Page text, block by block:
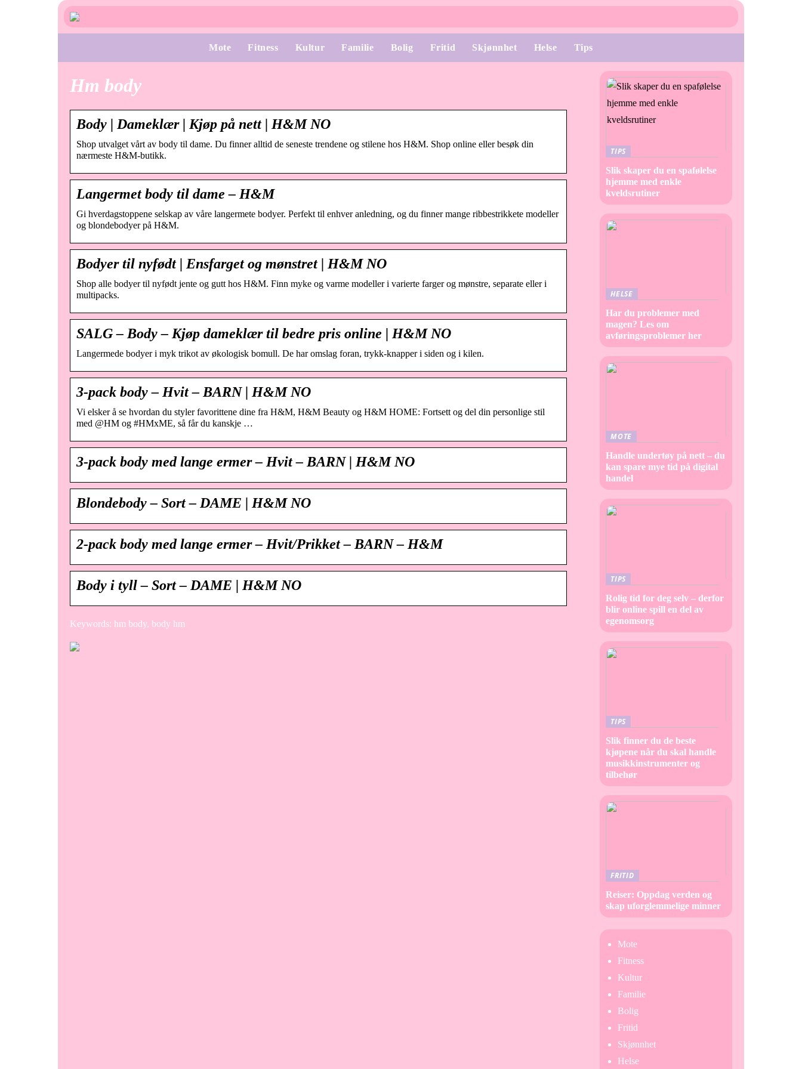
Mote Fitness Kultur Familie Bolig Fritid Skjønnhet Helse Tips
Hm body
Body | Dameklær | Kjøp på nett | H&M NO
Shop utvalget vårt av body til dame. Du finner alltid de seneste trendene og stilene hos H&M. Shop online eller besøk din
nærmeste H&M-butikk.
Langermet body til dame – H&M
Gi hverdagstoppene selskap av våre langermete bodyer. Perfekt til enhver anledning, og du finner mange ribbestrikkete modeller
og blondebodyer på H&M.
Bodyer til nyfødt | Ensfarget og mønstret | H&M NO
Shop alle bodyer til nyfødt jente og gutt hos H&M. Finn myke og varme modeller i varierte farger og mønstre, separate eller i
multipacks.
SALG – Body – Kjøp dameklær til bedre pris online | H&M NO
Langermede bodyer i myk trikot av økologisk bomull. De har omslag foran, trykk-knapper i siden og i kilen.
3-pack body – Hvit – BARN | H&M NO
Vi elsker å se hvordan du styler favorittene dine fra H&M, H&M Beauty og H&M HOME: Fortsett og del din personlige stil
med @HM og #HMxME, så får du kanskje …
3-pack body med lange ermer – Hvit – BARN | H&M NO
Blondebody – Sort – DAME | H&M NO
2-pack body med lange ermer – Hvit/Prikket – BARN – H&M
Body i tyll – Sort – DAME | H&M NO
Keywords: hm body, body hm
TIPS
Slik skaper du en spafølelse
hjemme med enkle
kveldsrutiner
HELSE
Har du problemer med
magen? Les om
avføringsproblemer her
MOTE
Handle undertøy på nett – du
kan spare mye tid på digital
handel
TIPS
Rolig tid for deg selv – derfor
blir online spill en del av
egenomsorg
TIPS
Slik finner du de beste
kjøpene når du skal handle
musikkinstrumenter og
tilbehør
FRITID
Reiser: Oppdag verden og
skap uforglemmelige minner
Mote
Fitness
Kultur
Familie
Bolig
Fritid
Skjønnhet
Helse